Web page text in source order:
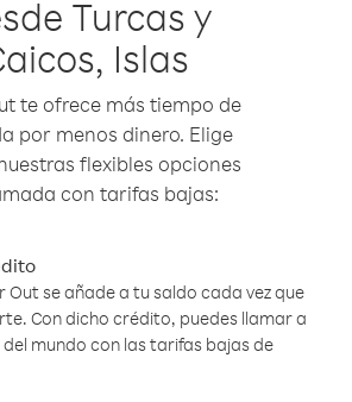
Turcas y
Islas
te ofrece más tiempo de
por menos dinero. Elige
flexibles opciones
con tarifas bajas:
Out se añade a tu saldo cada vez que
Con dicho crédito, puedes llamar a
mundo con las tarifas bajas de